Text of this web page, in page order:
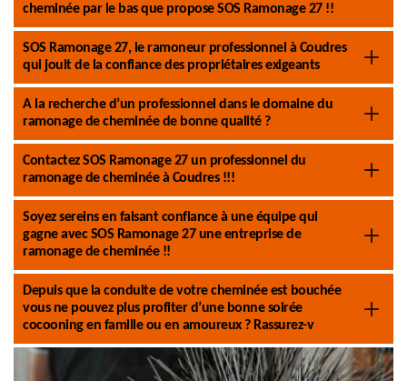
cheminée par le bas que propose SOS Ramonage 27 !!
SOS Ramonage 27, le ramoneur professionnel à Coudres
qui jouit de la confiance des propriétaires exigeants
A la recherche d’un professionnel dans le domaine du
ramonage de cheminée de bonne qualité ?
Contactez SOS Ramonage 27 un professionnel du
ramonage de cheminée à Coudres !!!
Soyez sereins en faisant confiance à une équipe qui
gagne avec SOS Ramonage 27 une entreprise de
ramonage de cheminée !!
Depuis que la conduite de votre cheminée est bouchée
vous ne pouvez plus profiter d’une bonne soirée
cocooning en famille ou en amoureux ? Rassurez-v